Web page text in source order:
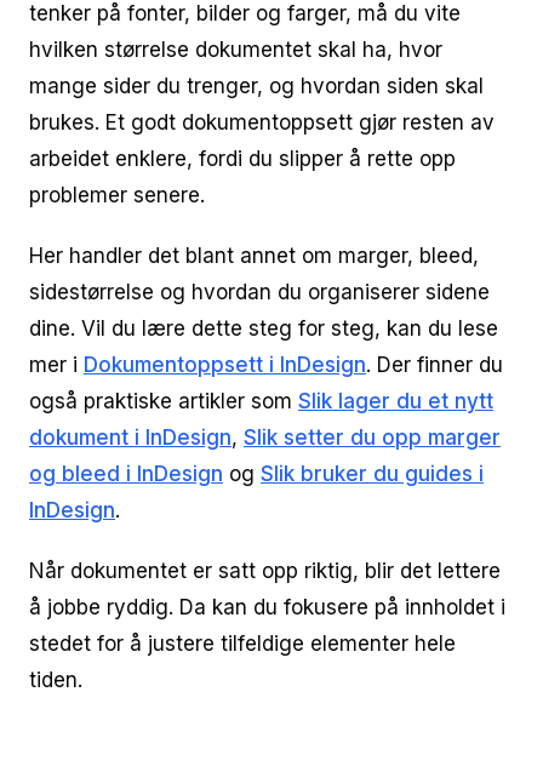
tenker på fonter, bilder og farger, må du vite
hvilken størrelse dokumentet skal ha, hvor
mange sider du trenger, og hvordan siden skal
brukes. Et godt dokumentoppsett gjør resten av
arbeidet enklere, fordi du slipper å rette opp
problemer senere.
Her handler det blant annet om marger, bleed,
sidestørrelse og hvordan du organiserer sidene
dine. Vil du lære dette steg for steg, kan du lese
mer i Dokumentoppsett i InDesign. Der finner du
også praktiske artikler som Slik lager du et nytt
dokument i InDesign, Slik setter du opp marger
og bleed i InDesign og Slik bruker du guides i
InDesign.
Når dokumentet er satt opp riktig, blir det lettere
å jobbe ryddig. Da kan du fokusere på innholdet i
stedet for å justere tilfeldige elementer hele
tiden.